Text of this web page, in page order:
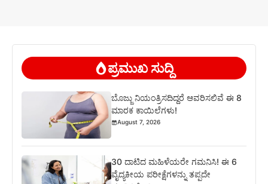
ಪ್ರಮುಖ ಸುದ್ದಿ
ಬೊಜ್ಜು ನಿಯಂತ್ರಿಸದಿದ್ದರೆ ಆವರಿಸಲಿವೆ ಈ 8
ಮಾರಕ ಕಾಯಿಲೆಗಳು!
August 7, 2026
30 ದಾಟಿದ ಮಹಿಳೆಯರೇ ಗಮನಿಸಿ! ಈ 6
ವೈದ್ಯಕೀಯ ಪರೀಕ್ಷೆಗಳನ್ನು ತಪ್ಪದೇ